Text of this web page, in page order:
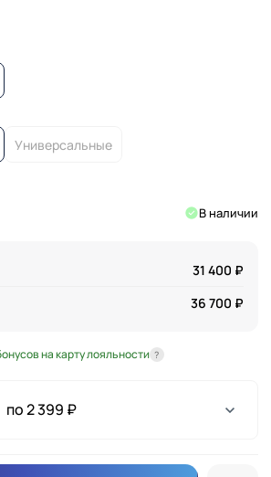
Универсальные
В наличии
31 400 ₽
36 700 ₽
на карту лояльности ?
по 2 399 ₽